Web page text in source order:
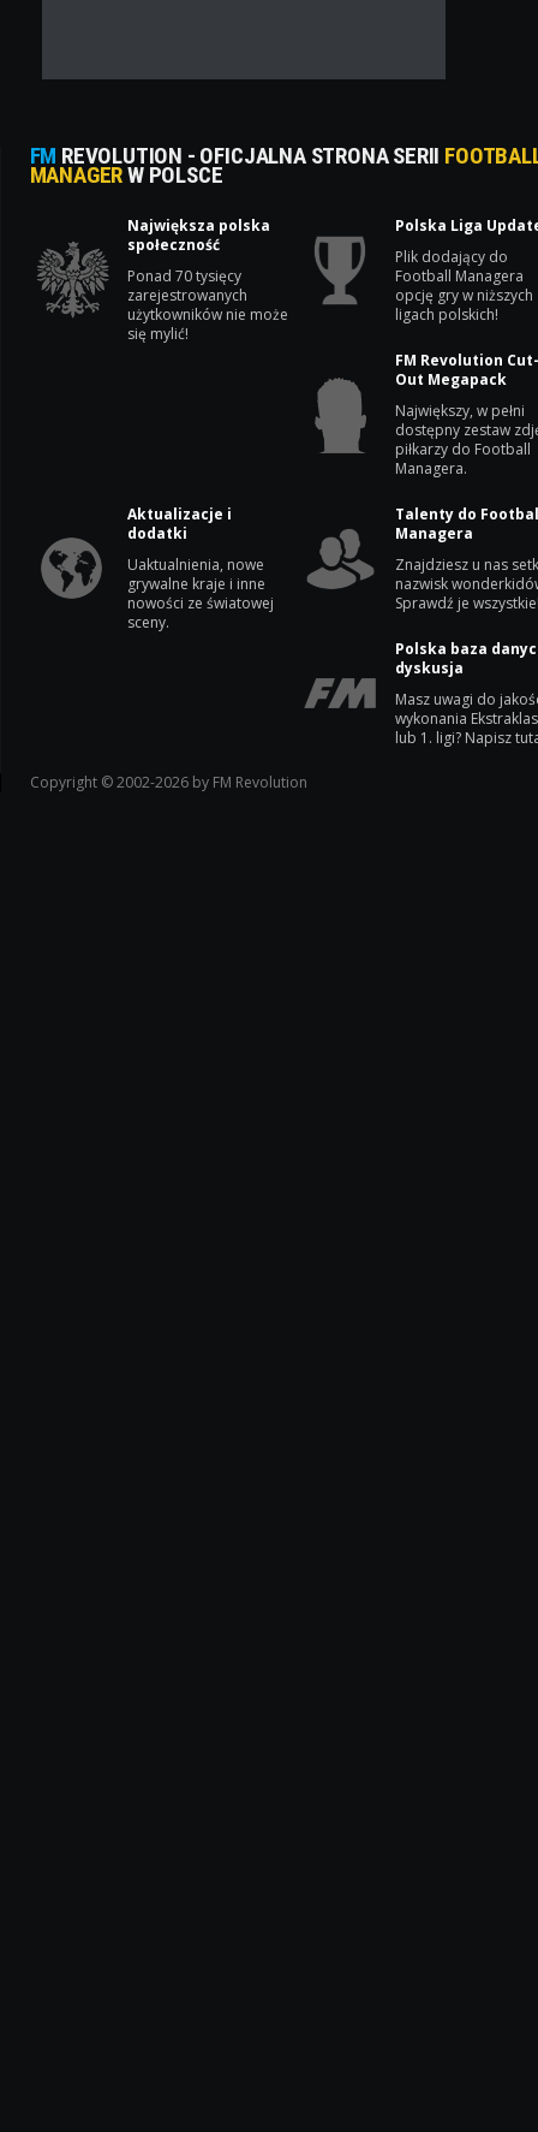
FM REVOLUTION - OFICJALNA STRONA SERII
MANAGERW POLSCE
Największa polska
społeczność
Ponad 70 tysięcy
zarejestrowanych
użytkowników nie może
się mylić!
Polska Liga
Plik dodający do
Football Managera
opcję gry w niższych
ligach polskich!
FM Revolution
Out Megapack
Największy, w pełni
dostępny zestaw
piłkarzy do Football
Managera.
Aktualizacje i
dodatki
Uaktualnienia, nowe
grywalne kraje i inne
nowości ze światowej
sceny.
Talenty do
Managera
Znajdziesz u nas
nazwisk
Sprawdź je
Polska baza
dyskusja
Masz uwagi do
wykonania
lub 1. ligi? Napisz
Copyright © 2002-2026 by FM Revolution